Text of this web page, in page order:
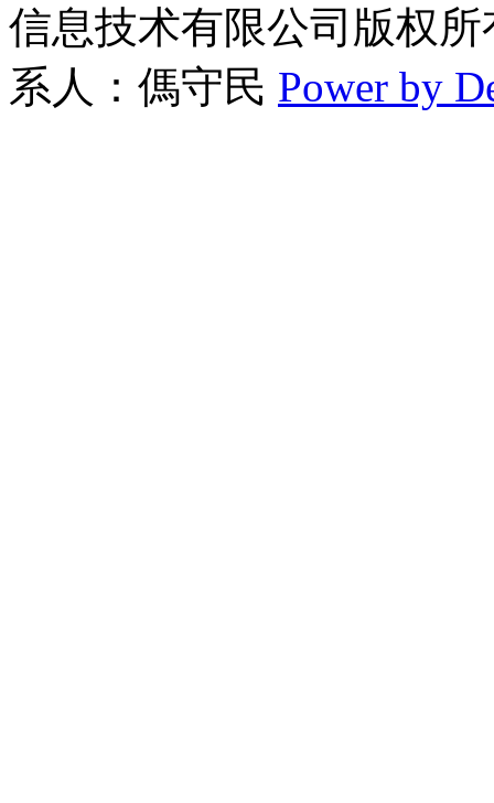
信息技术有限公司版权所
系人：傌守民 Power by